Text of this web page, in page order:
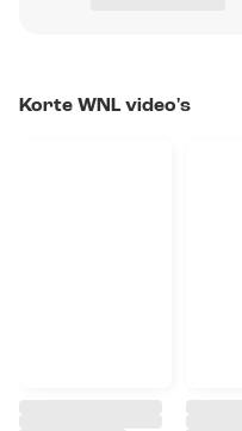
Korte WNL video's